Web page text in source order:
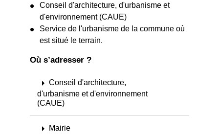
Conseil d'architecture, d'urbanisme et
d'environnement (CAUE)
Service de l'urbanisme de la commune où
est situé le terrain.
Où s’adresser ?
arrow_rightConseil d'architecture,
d'urbanisme et d'environnement
(CAUE)
arrow_right Mairie